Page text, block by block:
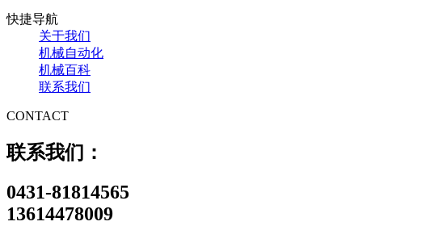
快捷导航
关于我们
机械自动化
机械百科
联系我们
CONTACT
联系我们：
0431-81814565
13614478009